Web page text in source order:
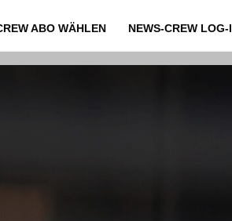
ABO WÄHLEN NEWS-CREW LOG-